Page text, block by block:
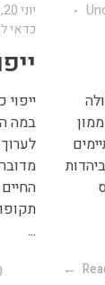
יוני 20, 2022
כדאי
במה
...